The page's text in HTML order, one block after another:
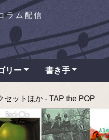
ラム配信
リー 書き手
セットほか - TAP the POP